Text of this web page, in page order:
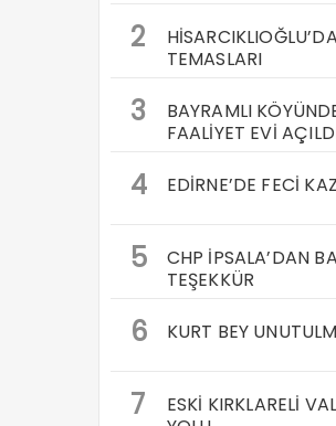
2
TEMASLARI
3
BAYRAMLI
FAALİYET EVİ
4 EDİRNE’DE FECİ
5
CHP İPSALA’DAN
TEŞEKKÜR
6 KURT BEY
7
ESKİ KIRKLARELİ